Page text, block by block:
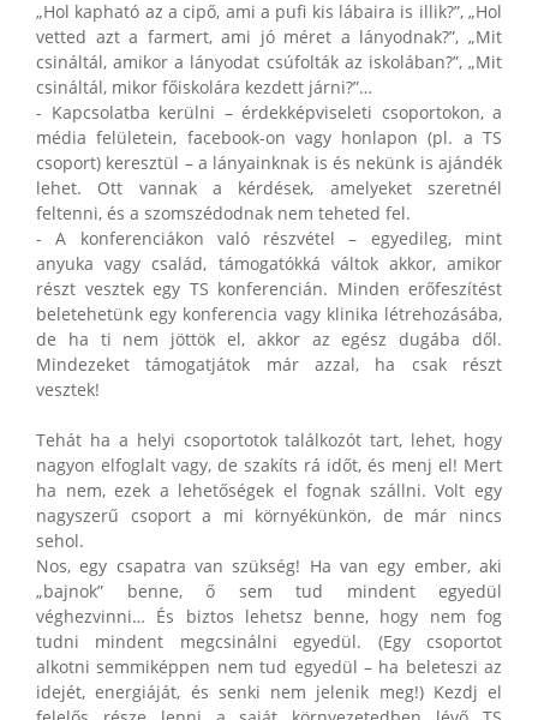
„Hol kapható az a cipő, ami a pufi kis lábaira is illik?”, „Hol
vetted azt a farmert, ami jó méret a lányodnak?”, „Mit
csináltál, amikor a lányodat csúfolták az iskolában?”, „Mit
csináltál, mikor főiskolára kezdett járni?”…
- Kapcsolatba kerülni – érdekképviseleti csoportokon, a
média felületein, facebook-on vagy honlapon (pl. a TS
csoport) keresztül – a lányainknak is és nekünk is ajándék
lehet. Ott vannak a kérdések, amelyeket szeretnél
feltenni, és a szomszédodnak nem teheted fel.
- A konferenciákon való részvétel – egyedileg, mint
anyuka vagy család, támogatókká váltok akkor, amikor
részt vesztek egy TS konferencián. Minden erőfeszítést
beletehetünk egy konferencia vagy klinika létrehozásába,
de ha ti nem jöttök el, akkor az egész dugába dől.
Mindezeket támogatjátok már azzal, ha csak részt
vesztek!
Tehát ha a helyi csoportotok találkozót tart, lehet, hogy
nagyon elfoglalt vagy, de szakíts rá időt, és menj el! Mert
ha nem, ezek a lehetőségek el fognak szállni. Volt egy
nagyszerű csoport a mi környékünkön, de már nincs
sehol.
Nos, egy csapatra van szükség! Ha van egy ember, aki
„bajnok” benne, ő sem tud mindent egyedül
véghezvinni… És biztos lehetsz benne, hogy nem fog
tudni mindent megcsinálni egyedül. (Egy csoportot
alkotni semmiképpen nem tud egyedül – ha beleteszi az
idejét, energiáját, és senki nem jelenik meg!) Kezdj el